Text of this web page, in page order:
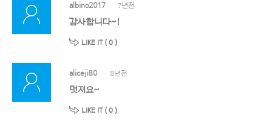
albino2017 7년전
감사합니다~!
LIKE IT ( 0 )
aliceji80 8년전
멋져요~
LIKE IT ( 0 )